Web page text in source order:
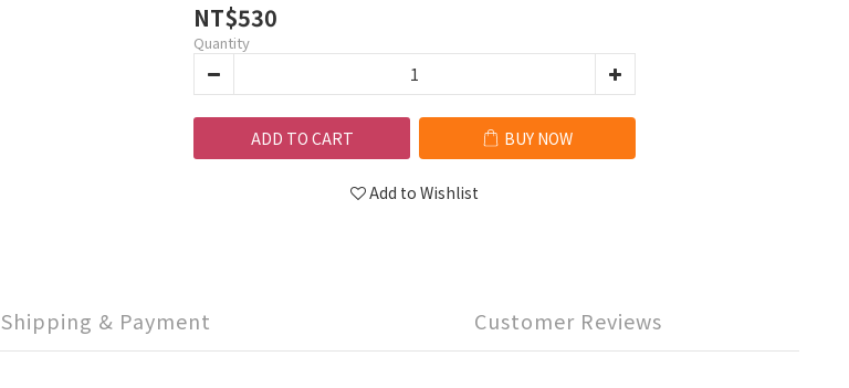
NT$530
Quantity
ADD TO CART BUY NOW
Add to Wishlist
Shipping & Payment Customer Reviews